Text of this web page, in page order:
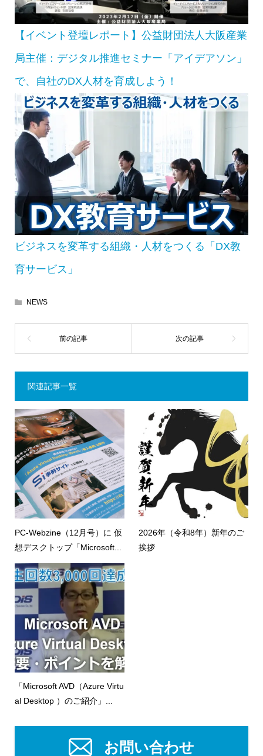
【イベント登壇レポート】公益財団法人大阪産業
局主催：デジタル推進セミナー「アイデアソン」
で、自社のDX人材を育成しよう！
ビジネスを変革する組織・人材をつくる「DX教
育サービス」
NEWS
関連記事一覧
PC-Webzine（12月号）に 仮
想デスクトップ「Microsoft...
2026年（令和8年）新年のご
挨拶
「Microsoft AVD（Azure Virtu
al Desktop ）のご紹介」...
お問い合わせ